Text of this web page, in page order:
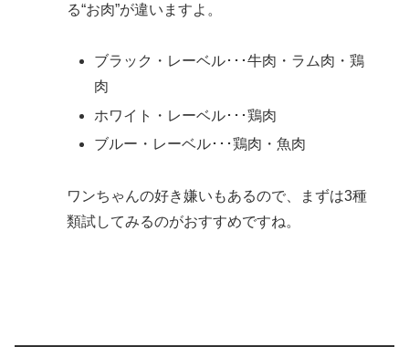
る“お肉”が違いますよ。
ブラック・レーベル･･･牛肉・ラム肉・鶏
肉
ホワイト・レーベル･･･鶏肉
ブルー・レーベル･･･鶏肉・魚肉
ワンちゃんの好き嫌いもあるので、まずは3種
類試してみるのがおすすめですね。